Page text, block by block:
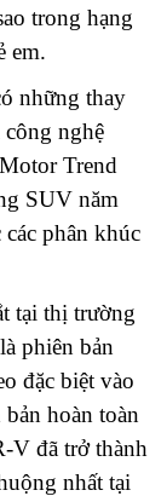
trong hạng
em.
những thay
nghệ
Trend
SUV năm
phân khúc
tại thị trường
phiên bản
đặc biệt vào
hoàn toàn
V đã trở thành
nhất tại